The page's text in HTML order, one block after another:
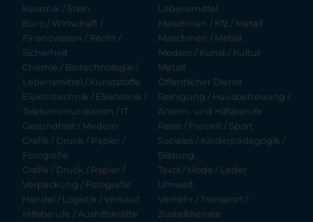
Keramik / Stein
Büro / Wirtschaft /
Finanzwesen / Recht /
Sicherheit
Chemie / Biotechnologie /
Lebensmittel / Kunststoffe
Elektrotechnik / Elektronik /
Telekommunikation / IT
Gesundheit / Medizin
Grafik / Druck / Papier /
Fotografie
Grafik / Druck / Papier /
Verpackung / Fotografie
Handel / Logistik / Verkauf
Hilfsberufe / Aushilfskräfte
Lebensmittel
Maschinen / Kfz / Metall
Maschinen / Metall
Medien / Kunst / Kultur
Metall
Öffentlicher Dienst
Reinigung / Hausbetreuung /
Anlern- und Hilfsberufe
Reise / Freizeit / Sport
Soziales / Kinderpädagogik /
Bildung
Textil / Mode / Leder
Umwelt
Verkehr / Transport /
Zustelldienste